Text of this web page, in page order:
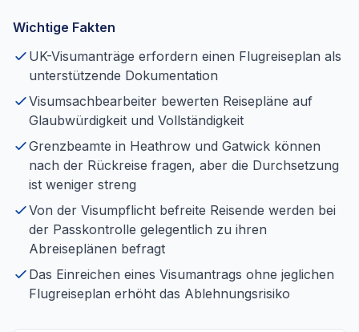
Wichtige Fakten
UK-Visumanträge erfordern einen Flugreiseplan als
unterstützende Dokumentation
Visumsachbearbeiter bewerten Reisepläne auf
Glaubwürdigkeit und Vollständigkeit
Grenzbeamte in Heathrow und Gatwick können
nach der Rückreise fragen, aber die Durchsetzung
ist weniger streng
Von der Visumpflicht befreite Reisende werden bei
der Passkontrolle gelegentlich zu ihren
Abreiseplänen befragt
Das Einreichen eines Visumantrags ohne jeglichen
Flugreiseplan erhöht das Ablehnungsrisiko